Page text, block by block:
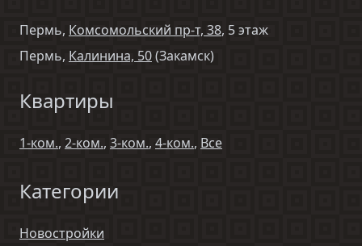
Пермь, Комсомольский пр-т, 38, 5 этаж
Пермь, Калинина, 50(Закамск)
Квартиры
1-ком., 2-ком., 3-ком., 4-ком., Все
Категории
Новостройки